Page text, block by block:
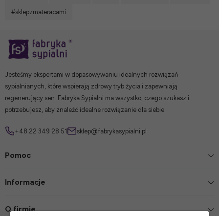
#sklepzmateracami
Jesteśmy ekspertami w dopasowywaniu idealnych rozwiązań
sypialnianych, które wspierają zdrowy tryb życia i zapewniają
regenerujący sen. Fabryka Sypialni ma wszystko, czego szukasz i
potrzebujesz, aby znaleźć idealne rozwiązanie dla siebie.
+48 22 349 28 51 sklep@fabrykasypialni.pl
Pomoc
Informacje
O firmie